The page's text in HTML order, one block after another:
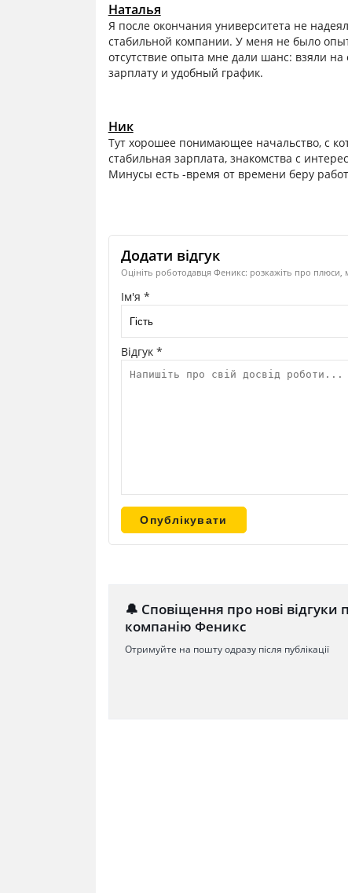
Наталья
Я после окончания университета не
стабильной компании. У меня не было
отсутствие опыта мне дали шанс: взяли
зарплату и удобный график.
Ник
Тут хорошее понимающее начальство, с
стабильная зарплата, знакомства с
Минусы есть -время от времени беру
Додати відгук
Оцініть роботодавця Феникс: розкажіть про плюси,
Ім'я *
Відгук *
🔔 Сповіщення про нові відгуки
компанію Феникс
Отримуйте на пошту одразу після публікації